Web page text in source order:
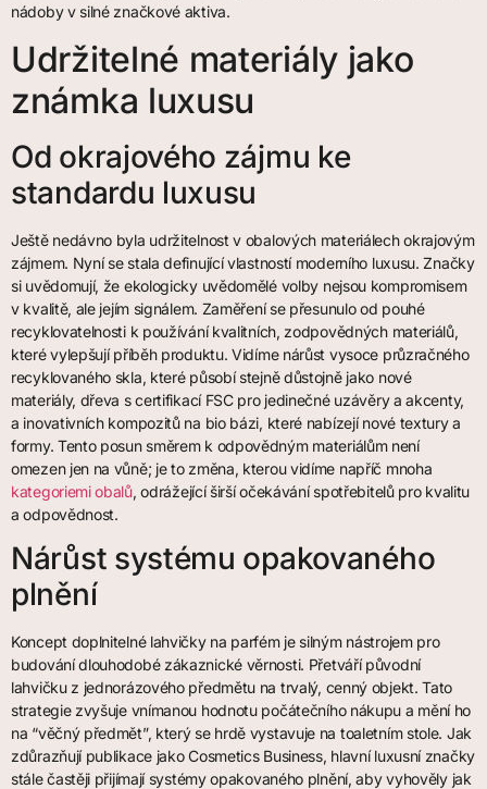
nádoby v silné značkové aktiva.
Udržitelné materiály jako
známka luxusu
Od okrajového zájmu ke
standardu luxusu
Ještě nedávno byla udržitelnost v obalových materiálech okrajovým
zájmem. Nyní se stala definující vlastností moderního luxusu. Značky
si uvědomují, že ekologicky uvědomělé volby nejsou kompromisem
v kvalitě, ale jejím signálem. Zaměření se přesunulo od pouhé
recyklovatelnosti k používání kvalitních, zodpovědných materiálů,
které vylepšují příběh produktu. Vidíme nárůst vysoce průzračného
recyklovaného skla, které působí stejně důstojně jako nové
materiály, dřeva s certifikací FSC pro jedinečné uzávěry a akcenty,
a inovativních kompozitů na bio bázi, které nabízejí nové textury a
formy. Tento posun směrem k odpovědným materiálům není
omezen jen na vůně; je to změna, kterou vidíme napříč mnoha
kategoriemi obalů, odrážející širší očekávání spotřebitelů pro kvalitu
a odpovědnost.
Nárůst systému opakovaného
plnění
Koncept doplnitelné lahvičky na parfém je silným nástrojem pro
budování dlouhodobé zákaznické věrnosti. Přetváří původní
lahvičku z jednorázového předmětu na trvalý, cenný objekt. Tato
strategie zvyšuje vnímanou hodnotu počátečního nákupu a mění ho
na “věčný předmět”, který se hrdě vystavuje na toaletním stole. Jak
zdůrazňují publikace jako Cosmetics Business, hlavní luxusní značky
stále častěji přijímají systémy opakovaného plnění, aby vyhověly jak